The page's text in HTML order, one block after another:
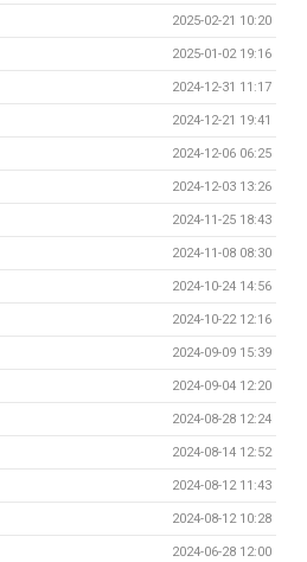
2025-02-21 10:20
2025-01-02 19:16
2024-12-31 11:17
2024-12-21 19:41
2024-12-06 06:25
2024-12-03 13:26
2024-11-25 18:43
2024-11-08 08:30
2024-10-24 14:56
2024-10-22 12:16
2024-09-09 15:39
2024-09-04 12:20
2024-08-28 12:24
2024-08-14 12:52
2024-08-12 11:43
2024-08-12 10:28
2024-06-28 12:00